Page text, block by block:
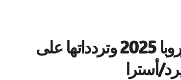
القنوات الناقلة لدوري أبطال أوروبا 2025 وتردداتها على
أسترا